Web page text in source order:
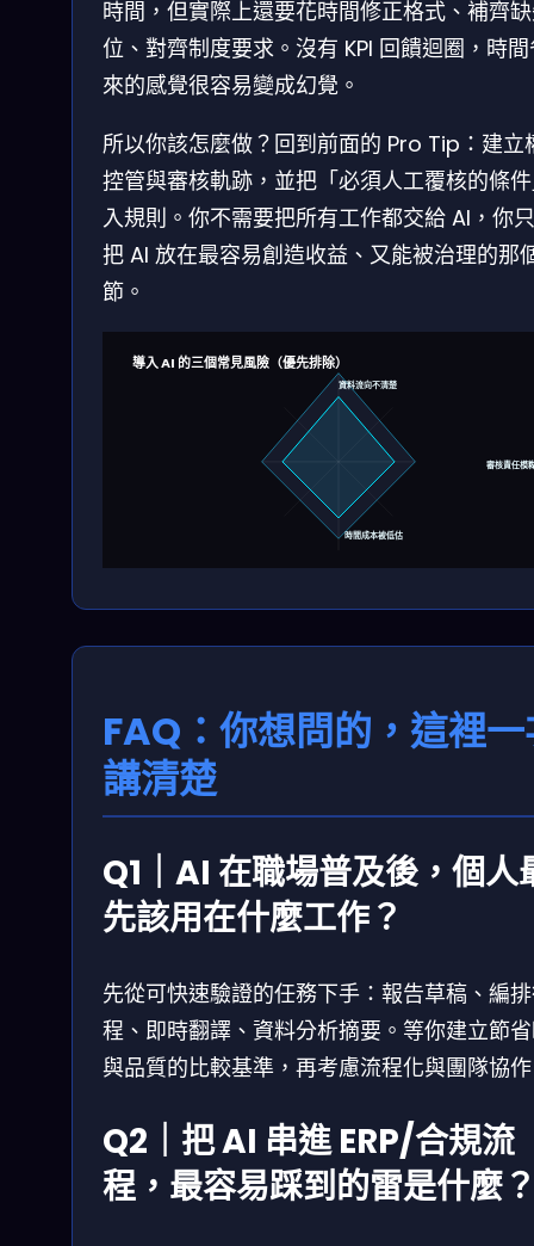
時間，但實際上還要花時間修正格式、補齊
位、對齊制度要求。沒有 KPI 回饋迴圈，時
來的感覺很容易變成幻覺。
所以你該怎麼做？回到前面的 Pro Tip：建立
控管與審核軌跡，並把「必須人工覆核的條
入規則。你不需要把所有工作都交給 AI，你
把 AI 放在最容易創造收益、又能被治理的那
節。
導入 AI 的三個常見風險（優先排除）
資料流向不清楚
審核責任模
時間成本被低估
FAQ：你想問的，這裡
講清楚
Q1｜AI 在職場普及後，個人
先該用在什麼工作？
先從可快速驗證的任務下手：報告草稿、編
程、即時翻譯、資料分析摘要。等你建立節
與品質的比較基準，再考慮流程化與團隊協
Q2｜把 AI 串進 ERP/合規流
程，最容易踩到的雷是什麼